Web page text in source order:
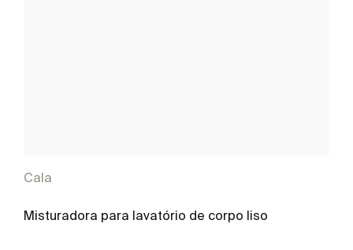
Cala
Misturadora para lavatório de corpo liso